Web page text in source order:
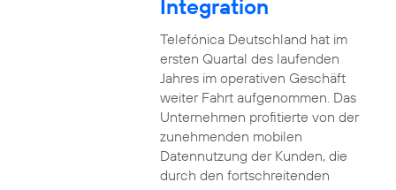
Integration
Telefónica Deutschland hat im
ersten Quartal des laufenden
Jahres im operativen Geschäft
weiter Fahrt aufgenommen. Das
Unternehmen profitierte von der
zunehmenden mobilen
Datennutzung der Kunden, die
durch den fortschreitenden